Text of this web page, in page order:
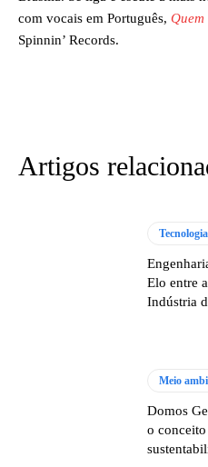
com vocais em Português, Quem
Spinnin’ Records.
Artigos
Tecnologia
Elo entre
Indústria
Meio
Domos
o